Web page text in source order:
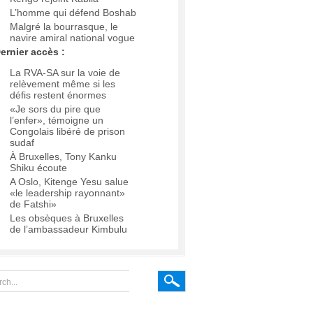
L’homme qui défend Boshab
Malgré la bourrasque, le
navire amiral national vogue
accès :
La RVA-SA sur la voie de
relèvement même si les
défis restent énormes
«Je sors du pire que
l’enfer», témoigne un
Congolais libéré de prison
sudaf
À Bruxelles, Tony Kanku
Shiku écoute
A Oslo, Kitenge Yesu salue
«le leadership rayonnant»
de Fatshi»
Les obsèques à Bruxelles
de l’ambassadeur Kimbulu